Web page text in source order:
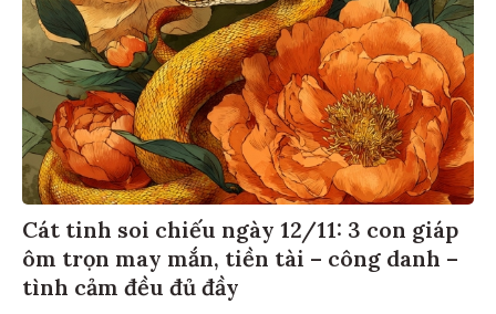
Cát tinh soi chiếu ngày 12/11: 3 con giáp
ôm trọn may mắn, tiền tài – công danh –
tình cảm đều đủ đầy